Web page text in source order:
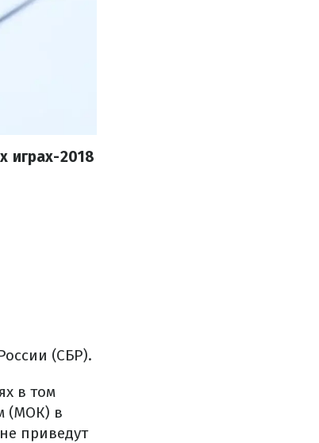
играх-2018
(СБР).
в том
(МОК) в
приведут